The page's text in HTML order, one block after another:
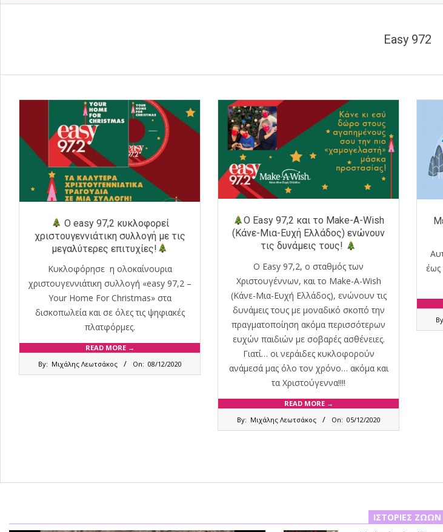
Easy 972
Ο easy 97,2 κυκλοφορεί
χριστουγεννιάτικη συλλογή με τις
μεγαλύτερες επιτυχίες!
Κυκλοφόρησε η ολοκαίνουρια
χριστουγεννιάτικη συλλογή «easy 97,2 –
Your Home For Christmas» στα
δισκοπωλεία και σε όλες τις ψηφιακές
πλατφόρμες.
READ MORE →
By: Μιχάλης Λεωτσάκος On: 08/12/2020
Ο Easy 97,2 και το Make-A-Wish
(Κάνε-Μια-Ευχή Ελλάδος) ενώνουν
τις δυνάμεις τους!
O Easy 97,2, o σταθμός των
Χριστουγέννων, και το Make-A-Wish
(Κάνε-Μια-Ευχή Ελλάδος), ενώνουν τις
δυνάμεις τους με μοναδικό σκοπό την
πραγματοποίηση ακόμα περισσότερων
ευχών παιδιών με σοβαρές ασθένειες.
Γιατί… οι νεράιδες κυκλοφορούν
ανάμεσά μας όλο τον χρόνο… ακόμα και
τα Χριστούγεννα!!!!
READ MORE →
By: Μιχάλης Λεωτσάκος On: 05/12/2020
έως
ΙΣΤΟΡΊΕΣ ΖΏΩΝ